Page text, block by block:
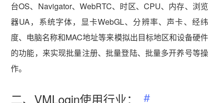
台OS、Navigator、WebRTC、时区、CPU、内存、浏览
器UA，系统字体，显卡WebGL、分辨率、声卡、经纬
度、电脑名称和MAC地址等来模拟出目标地区和设备硬件
的功能，来实现批量注册、批量登陆、批量多开养号等操
作。
二、VMLogin使用行业：